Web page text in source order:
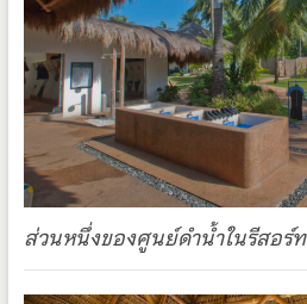
ส่วนหนึ่งของศูนย์ดำน้ำในรีสอร์ท